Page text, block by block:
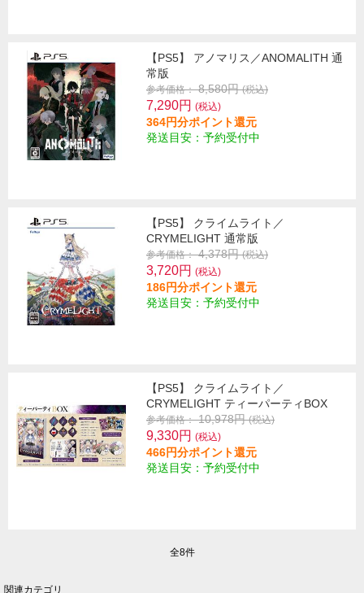
【PS5】 アノマリス／ANOMALITH 通
常版
参考価格： 8,580円(税込)
7,290円 (税込)
364円分ポイント還元
発送目安：予約受付中
【PS5】 クライムライト／
CRYMELIGHT 通常版
参考価格： 4,378円(税込)
3,720円 (税込)
186円分ポイント還元
発送目安：予約受付中
【PS5】 クライムライト／
CRYMELIGHT ティーパーティBOX
参考価格： 10,978円(税込)
9,330円 (税込)
466円分ポイント還元
発送目安：予約受付中
全8件
関連カテゴリ